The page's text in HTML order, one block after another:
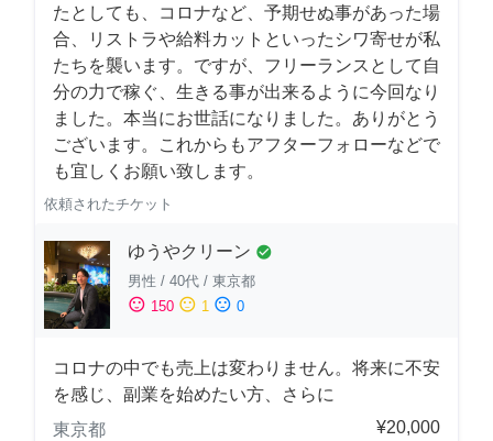
たとしても、コロナなど、予期せぬ事があった場
合、リストラや給料カットといったシワ寄せが私
たちを襲います。ですが、フリーランスとして自
分の力で稼ぐ、生きる事が出来るように今回なり
ました。本当にお世話になりました。ありがとう
ございます。これからもアフターフォローなどで
も宜しくお願い致します。
依頼されたチケット
ゆうやクリーン check_circle
男性 / 40代 / 東京都
sentiment_satisfied 150 sentiment_neutral 1 sentiment_dissatisfied 0
コロナの中でも売上は変わりません。将来に不安
を感じ、副業を始めたい方、さらに
東京都
¥20,000